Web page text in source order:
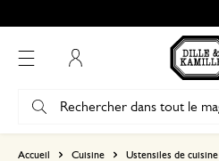
Accueil Cuisine Ustensiles de cuisine